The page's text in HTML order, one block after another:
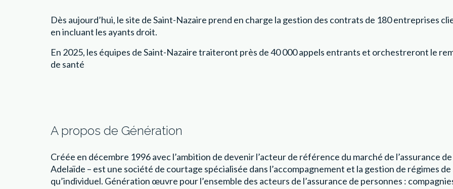
Dès aujourd’hui, le site de Saint-Nazaire prend en charge la gestion des contrats de 180 entreprises
en incluant les ayants droit.
En 2025, les équipes de Saint-Nazaire traiteront près de 40 000 appels entrants et orchestreront le
de santé
A propos de Génération
Créée en décembre 1996 avec l’ambition de devenir l’acteur de référence du marché de l’assurance
Adelaïde – est une société de courtage spécialisée dans l’accompagnement et la gestion de régimes
qu’individuel. Génération œuvre pour l’ensemble des acteurs de l’assurance de personnes :